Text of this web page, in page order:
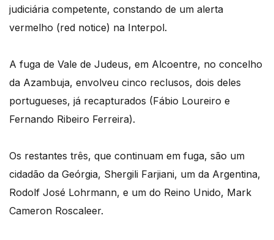
judiciária competente, constando de um alerta
vermelho (red notice) na Interpol.
A fuga de Vale de Judeus, em Alcoentre, no concelho
da Azambuja, envolveu cinco reclusos, dois deles
portugueses, já recapturados (Fábio Loureiro e
Fernando Ribeiro Ferreira).
Os restantes três, que continuam em fuga, são um
cidadão da Geórgia, Shergili Farjiani, um da Argentina,
Rodolf José Lohrmann, e um do Reino Unido, Mark
Cameron Roscaleer.